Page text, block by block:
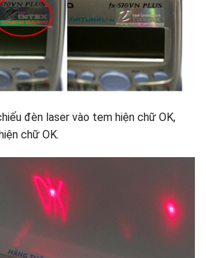
đèn laser vào tem hiện chữ OK,
chữ OK.